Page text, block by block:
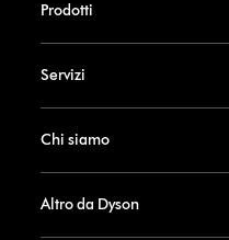
Prodotti
Servizi
Chi siamo
Altro da Dyson